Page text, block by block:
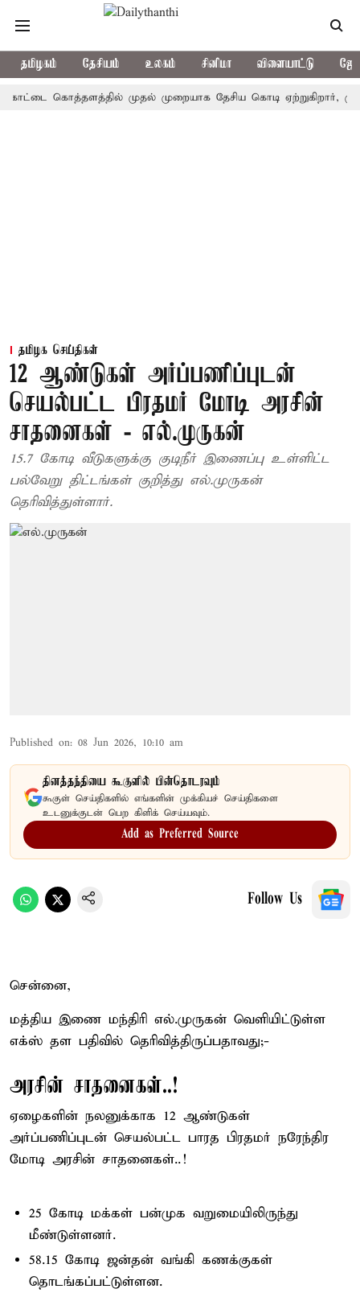
தமிழகம் தேசியம் உலகம் சினிமா விளையாட்டு
கொத்தளத்தில் முதல் முறையாக தேசிய கொடி ஏற்றுகிறார்,
தமிழக செய்திகள்
12 ஆண்டுகள் அர்ப்பணிப்புடன்
செயல்பட்ட பிரதமர் மோடி அரசின்
சாதனைகள் - எல்.முருகன்
15.7 கோடி வீடுகளுக்கு குடிநீர் இணைப்பு உள்ளிட்ட
பல்வேறு திட்டங்கள் குறித்து எல்.முருகன்
தெரிவித்துள்ளார்.
Published on: 08 Jun 2026, 10:10 am
தினத்தந்தியை கூகுளில் பின்தொடரவும்
கூகுள் செய்திகளில் எங்களின் முக்கியச் செய்திகளை
உடனுக்குடன் பெற கிளிக் செய்யவும்.
Add as Preferred Source
Follow Us
சென்னை,
மத்திய இணை மந்திரி எல்.முருகன் வெளியிட்டுள்ள
எக்ஸ் தள பதிவில் தெரிவித்திருப்பதாவது;-
அரசின் சாதனைகள்..!
ஏழைகளின் நலனுக்காக 12 ஆண்டுகள்
அர்ப்பணிப்புடன் செயல்பட்ட பாரத பிரதமர் நரேந்திர
மோடி அரசின் சாதனைகள்..!
25 கோடி மக்கள் பன்முக வறுமையிலிருந்து
மீண்டுள்ளனர்.
58.15 கோடி ஜன்தன் வங்கி கணக்குகள்
தொடங்கப்பட்டுள்ளன.